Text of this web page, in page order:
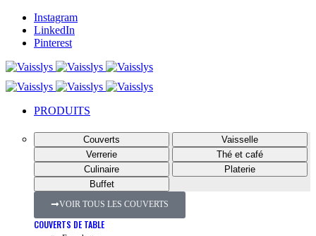
Instagram
LinkedIn
Pinterest
PRODUITS
Couverts
Vaisselle
Verrerie
Thé et café
Culinaire
Platerie
Buffet
VOIR TOUS LES COUVERTS
COUVERTS DE TABLE